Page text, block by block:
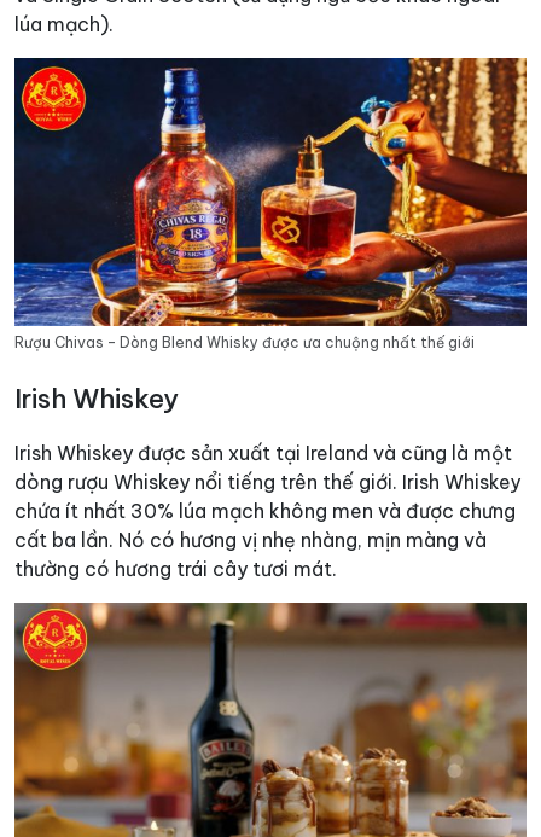
lúa mạch).
Rượu Chivas – Dòng Blend Whisky được ưa chuộng nhất thế giới
Irish Whiskey
Irish Whiskey được sản xuất tại Ireland và cũng là một
dòng rượu Whiskey nổi tiếng trên thế giới. Irish Whiskey
chứa ít nhất 30% lúa mạch không men và được chưng
cất ba lần. Nó có hương vị nhẹ nhàng, mịn màng và
thường có hương trái cây tươi mát.